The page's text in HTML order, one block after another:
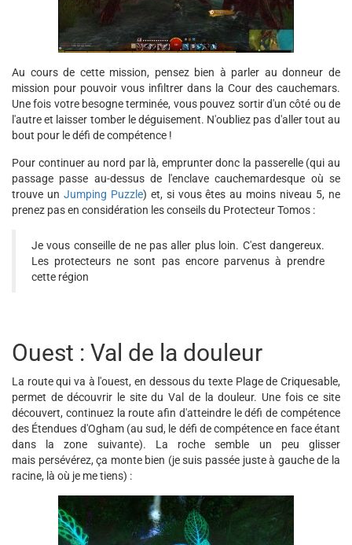
Au cours de cette mission, pensez bien à parler au donneur de
mission pour pouvoir vous infiltrer dans la Cour des cauchemars.
Une fois votre besogne terminée, vous pouvez sortir d'un côté ou de
l'autre et laisser tomber le déguisement. N'oubliez pas d'aller tout au
bout pour le défi de compétence !
Pour continuer au nord par là, emprunter donc la passerelle (qui au
passage passe au-dessus de l'enclave cauchemardesque où se
trouve un Jumping Puzzle) et, si vous êtes au moins niveau 5, ne
prenez pas en considération les conseils du Protecteur Tomos :
Je vous conseille de ne pas aller plus loin. C'est dangereux.
Les protecteurs ne sont pas encore parvenus à prendre
cette région
Ouest : Val de la douleur
La route qui va à l'ouest, en dessous du texte Plage de Criquesable,
permet de découvrir le site du Val de la douleur. Une fois ce site
découvert, continuez la route afin d'atteindre le défi de compétence
des Étendues d'Ogham (au sud, le défi de compétence en face étant
dans la zone suivante). La roche semble un peu glisser
mais persévérez, ça monte bien (je suis passée juste à gauche de la
racine, là où je me tiens) :